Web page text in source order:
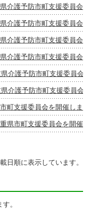
介護予防市町支援委員会
介護予防市町支援委員会
介護予防市町支援委員会
介護予防市町支援委員会
介護予防市町支援委員会
介護予防市町支援委員会
町支援委員会を開催しま
県市町支援委員会を開催
日順に表示しています。
。